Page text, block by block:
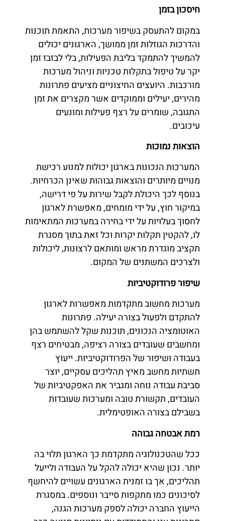
חיסכון בזמן
במקום להתעסק בשיפור מערכות, התאמת תוכנות
והדרכות הגוזלות זמן ממושך, הארגונים יכולים
להמשיך להתמקד בליבת הפעילות, בלי לבזבז זמן
יקר על טיפול בתקלות טכניות וניהול מערכות
מורכבות. היועצים החיצוניים מציעים פתרונות
מהירים, יעילים וממוקדים אשר מקצרים את זמן
התגובה, שומרים על רצף פעילות ומונעים
עיכובים.
הוצאות נמוכות
המערכות הנכונות בארגון יכולות למנוע רכישת
מנויים מיותרים והוצאות גבוהות שאינן הכרחיות.
בנוסף לכך היכולת לקבל שירות על פי דרישה,
במיקור חוץ, על ידי מומחים, מאפשרת לארגון
לחסוך בעלויות על ידי בחירה במערכות המתאימות
לו, להקטין תקלות יקרות וכל זאת בתוך מסגרת
תקציב מוגדרת מראש ומותאם לרצונות, ליכולות
ולצרכים המשתנים של המקום.
שיפור פרודוקטיביות
מערכות מחשוב מתקדמות מאפשרות לארגון
להתקדם ולפעול בצורה יעילה. פתרונות
האוטומציה הנכונים, תוכנות שקל להשתמש בהן
ומחשבים שעובדים בצורה רציפה, מבטיחים רצף
בעבודה ושיפור של הפרודוקטיביות. ייעוץ
תשתיות מחשב מאיץ תהליכים עסקיים, יוצר
סביבת עבודה נוחה ומגביר את האפקטיביות של
העובדים, תקשורת טובה ומערכות שעובדות
בשבילם בצורה האופטימלית.
רמת אבטחה גבוהה
ככל שהטכנולוגיה מתקדמת כך הארגון תלוי בה
יותר. נכון שהיא יכולה להקל על העבודה ולייעל
תהליכים, אך בו זמנית הארגונים עשויים להיחשף
לסיכונים כמו מתקפות סייבר ונוספים. במסגרת
הייעוץ החברה יכולה לספק מערכות הגנה,